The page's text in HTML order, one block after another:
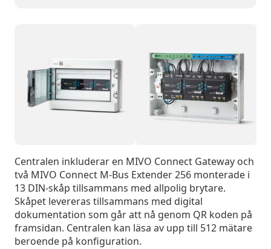
Centralen inkluderar en MIVO Connect Gateway och
två MIVO Connect M-Bus Extender 256 monterade i
13 DIN-skåp tillsammans med allpolig brytare.
Skåpet levereras tillsammans med digital
dokumentation som går att nå genom QR koden på
framsidan. Centralen kan läsa av upp till 512 mätare
beroende på konfiguration.